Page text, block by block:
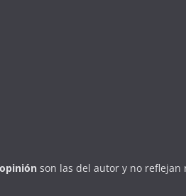
son las del autor y no reflejan